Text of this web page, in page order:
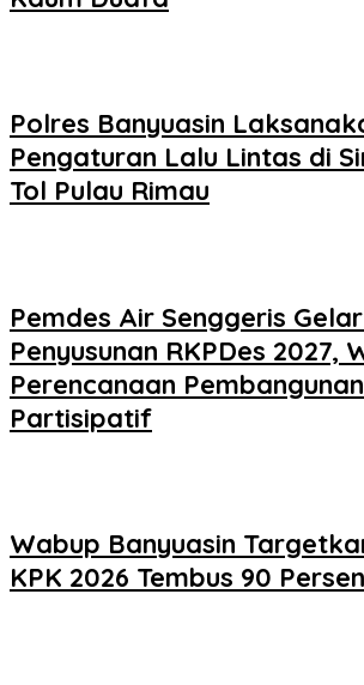
Polres Banyuasin
Pengaturan Lalu Lintas di
Tol Pulau Rimau
Pemdes Air Senggeris
Penyusunan RKPDes 2027,
Perencanaan
Partisipatif
Wabup Banyuasin
KPK 2026 Tembus 90 Persen